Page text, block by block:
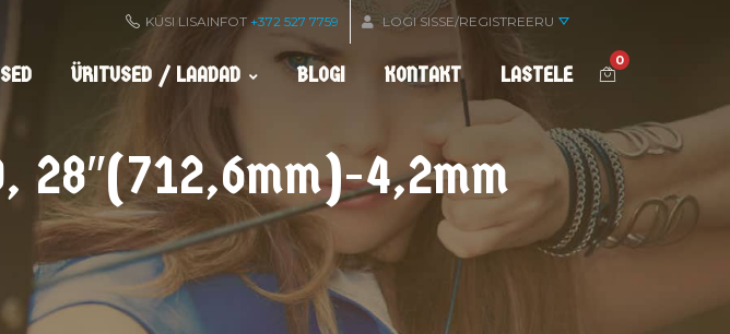
KÜSI LISAINFOT +372 527 7759 LOGI SISSE/REGISTREERU
ÜRITUSED / LAADAD BLOGI KONTAKT LASTELE
0
28″(712,6mm)-4,2mm